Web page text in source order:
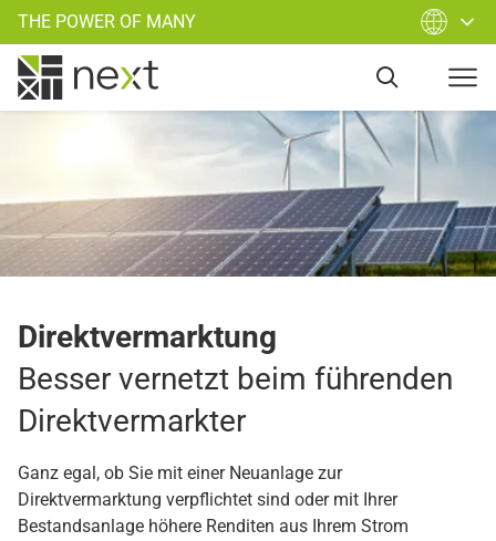
THE POWER OF MANY
Direktvermarktung
Besser vernetzt beim führenden
Direktvermarkter
Ganz egal, ob Sie mit einer Neuanlage zur
Direktvermarktung verpflichtet sind oder mit Ihrer
Bestandsanlage höhere Renditen aus Ihrem Strom